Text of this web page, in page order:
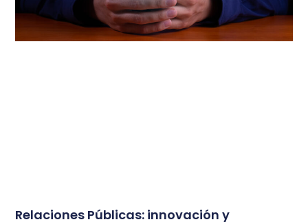
Relaciones Públicas: innovación y